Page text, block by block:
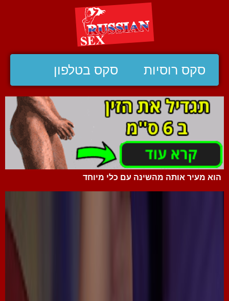
סקס רוסיות סקס בטלפון
הוא מעיר אותה מהשינה עם כלי מיוחד